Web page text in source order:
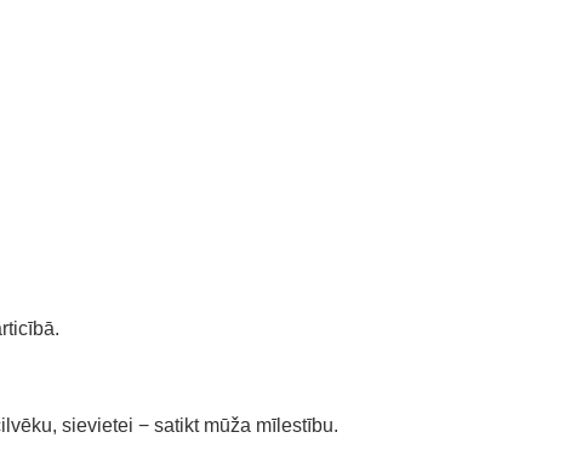
sievietei − satikt mūža mīlestību.